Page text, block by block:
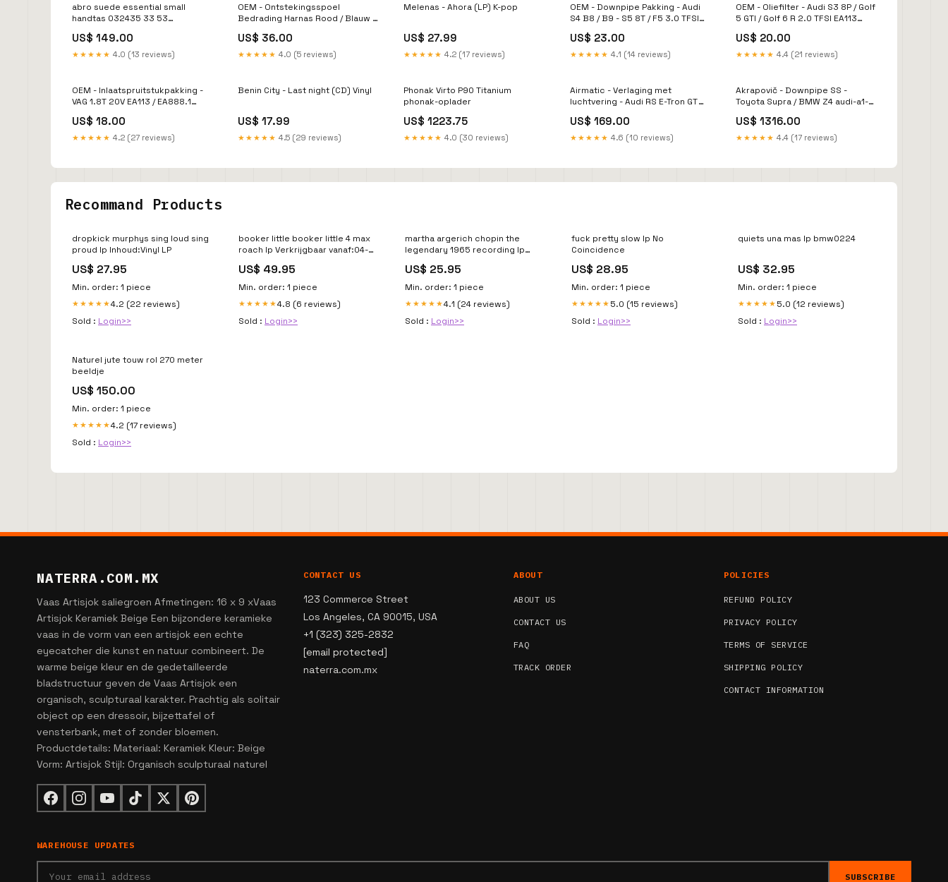
abro suede essential small
handtas 032435 33 53
US$ 149.00
★★★★★ 4.0 (13 reviews)
OEM - Ontstekingsspoel
Bedrading Harnas Rood / Blauw -
US$ 36.00
★★★★★ 4.0 (5 reviews)
Melenas - Ahora (LP) K-pop
US$ 27.99
★★★★★ 4.2 (17 reviews)
OEM - Downpipe Pakking - Audi
S4 B8 / B9 - S5 8T / F5 3.0 TFSI
US$ 23.00
★★★★★ 4.1 (14 reviews)
OEM - Oliefilter - Audi S3 8P / Golf
5 GTI / Golf 6 R 2.0 TFSI EA113
--5-2-fsi---580---610---640-
esi1301319
US$ 20.00
★★★★★ 4.4 (21 reviews)
OEM - Inlaatspruitstukpakking -
VAG 1.8T 20V EA113 / EA888.1
-265-esi3216424
US$ 18.00
★★★★★ 4.2 (27 reviews)
Benin City - Last night (CD) Vinyl
US$ 17.99
★★★★★ 4.5 (29 reviews)
Phonak Virto P90 Titanium
phonak-oplader
US$ 1223.75
★★★★★ 4.0 (30 reviews)
Airmatic - Verlaging met
luchtvering - Audi RS E-Tron GT
US$ 169.00
★★★★★ 4.6 (10 reviews)
Akrapovič - Downpipe SS -
Toyota Supra / BMW Z4 audi-a1-
US$ 1316.00
★★★★★ 4.4 (17 reviews)
Recommand Products
dropkick murphys sing loud sing
proud lp Inhoud:Vinyl LP
US$ 27.95
Min. order: 1 piece
★★★★★4.2 (22 reviews)
Sold : Login>>
booker little booker little 4 max
roach lp Verkrijgbaar vanaf:04-
US$ 49.95
Min. order: 1 piece
★★★★★4.8 (6 reviews)
Sold : Login>>
martha argerich chopin the
legendary 1965 recording lp
US$ 25.95
Min. order: 1 piece
★★★★★4.1 (24 reviews)
Sold : Login>>
fuck pretty slow lp No
Coincidence
US$ 28.95
Min. order: 1 piece
★★★★★ 5.0 (15 reviews)
Sold : Login>>
quiets una mas lp bmw0224
US$ 32.95
Min. order: 1 piece
★★★★★ 5.0 (12 reviews)
Sold : Login>>
Naturel jute touw rol 270 meter
beeldje
US$ 150.00
Min. order: 1 piece
★★★★★4.2 (17 reviews)
Sold : Login>>
NATERRA.COM.MX
Vaas Artisjok saliegroen Afmetingen: 16 x 9 xVaas
Artisjok Keramiek Beige Een bijzondere keramieke
vaas in de vorm van een artisjok een echte
eyecatcher die kunst en natuur combineert. De
warme beige kleur en de gedetailleerde
bladstructuur geven de Vaas Artisjok een
organisch, sculpturaal karakter. Prachtig als solitair
object op een dressoir, bijzettafel of
vensterbank, met of zonder bloemen.
Productdetails: Materiaal: Keramiek Kleur: Beige
Vorm: Artisjok Stijl: Organisch sculpturaal naturel
CONTACT US
123 Commerce Street
Los Angeles, CA 90015, USA
+1 (323) 325-2832
[email protected]
naterra.com.mx
ABOUT
ABOUT US
CONTACT US
FAQ
TRACK ORDER
POLICIES
REFUND POLICY
PRIVACY POLICY
TERMS OF SERVICE
SHIPPING POLICY
CONTACT INFORMATION
WAREHOUSE UPDATES
SUBSCRIBE